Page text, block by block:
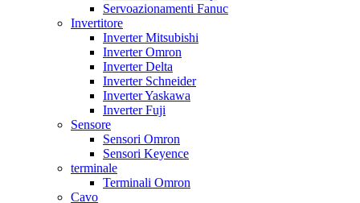
Servoazionamenti Fanuc
Invertitore
Inverter Mitsubishi
Inverter Omron
Inverter Delta
Inverter Schneider
Inverter Yaskawa
Inverter Fuji
Sensore
Sensori Omron
Sensori Keyence
terminale
Terminali Omron
Cavo